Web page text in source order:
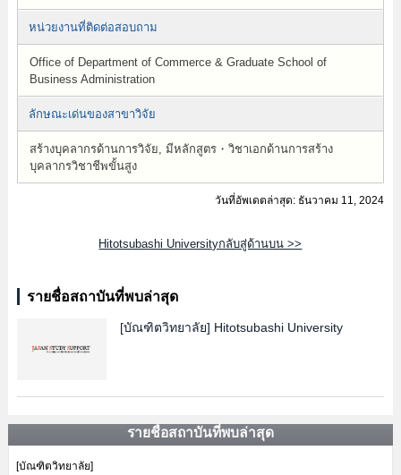
หน่วยงานที่ติดต่อสอบถาม
Office of Department of Commerce & Graduate School of
Business Administration
ลักษณะเด่นของสาขาวิจัย
สร้างบุคลากรด้านการวิจัย, มีหลักสูตร・วิชาเอกด้านการสร้าง
บุคลากรวิชาชีพขั้นสูง
วันที่อัพเดตล่าสุด: ธันวาคม 11, 2024
Hitotsubashi Universityกลับสู่ด้านบน >>
รายชื่อสถาบันที่พบล่าสุด
[บัณฑิตวิทยาลัย] Hitotsubashi University
รายชื่อสถาบันที่พบล่าสุด
[บัณฑิตวิทยาลัย]